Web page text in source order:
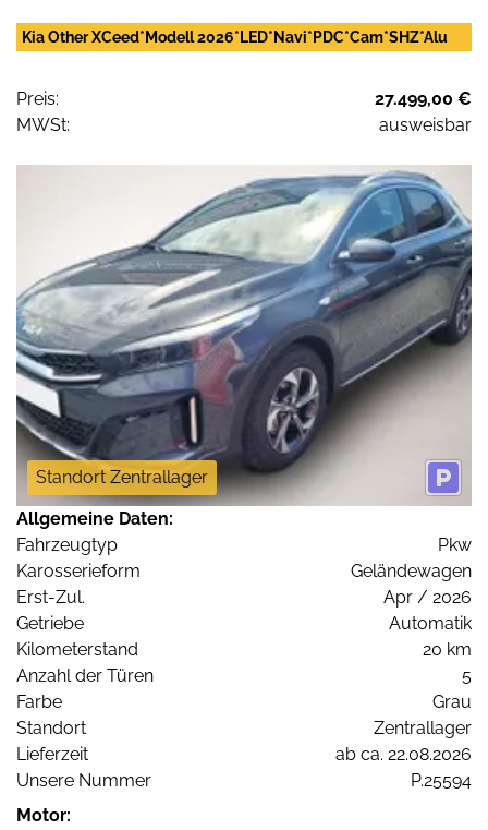
Kia Other XCeed*Modell 2026*LED*Navi*PDC*Cam*SHZ*Alu
Preis:
27.499,00 €
MWSt:
ausweisbar
Standort Zentrallager
Allgemeine Daten:
Fahrzeugtyp
Pkw
Karosserieform
Geländewagen
Erst-Zul.
Apr / 2026
Getriebe
Automatik
Kilometerstand
20 km
Anzahl der Türen
5
Farbe
Grau
Standort
Zentrallager
Lieferzeit
ab ca. 22.08.2026
Unsere Nummer
P.25594
Motor: